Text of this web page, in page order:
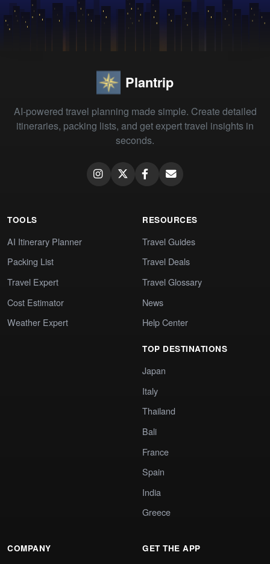
Plantrip
AI-powered travel planning made simple. Create detailed
itineraries, packing lists, and get expert travel insights in
seconds.
TOOLS
AI Itinerary Planner
Packing List
Travel Expert
Cost Estimator
Weather Expert
RESOURCES
Travel Guides
Travel Deals
Travel Glossary
News
Help Center
TOP DESTINATIONS
Japan
Italy
Thailand
Bali
France
Spain
India
Greece
COMPANY GET THE APP